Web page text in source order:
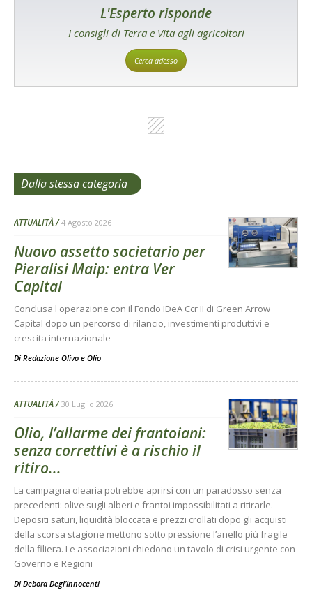
L'Esperto risponde
I consigli di Terra e Vita agli agricoltori
Cerca adesso
Dalla stessa categoria
ATTUALITÀ 4 Agosto 2026
Nuovo assetto societario per
Pieralisi Maip: entra Ver
Capital
Conclusa l'operazione con il Fondo IDeA Ccr II di Green Arrow
Capital dopo un percorso di rilancio, investimenti produttivi e
crescita internazionale
Di Redazione Olivo e Olio
ATTUALITÀ 30 Luglio 2026
Olio, l’allarme dei frantoiani:
senza correttivi è a rischio il
ritiro...
La campagna olearia potrebbe aprirsi con un paradosso senza
precedenti: olive sugli alberi e frantoi impossibilitati a ritirarle.
Depositi saturi, liquidità bloccata e prezzi crollati dopo gli acquisti
della scorsa stagione mettono sotto pressione l’anello più fragile
della filiera. Le associazioni chiedono un tavolo di crisi urgente con
Governo e Regioni
Di Debora Degl’Innocenti